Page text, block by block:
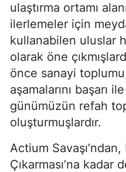
ulaştırma ortamı
ilerlemeler için
kullanabilen uluslar
olarak öne
önce sanayi
aşamalarını başarı
günümüzün refah
oluşturmuşlardır.
Actium
Çıkarması’na kadar